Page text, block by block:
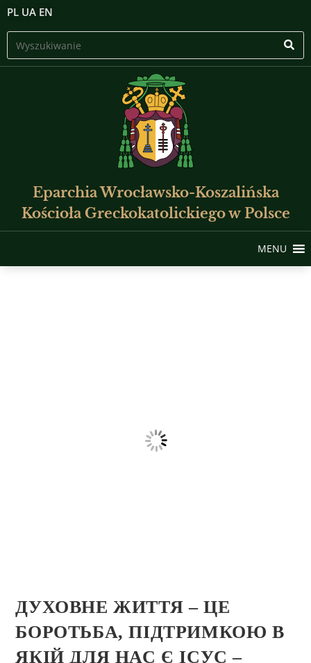
PL UA EN
Eparchia Wrocławsko-Koszalińska
Kościoła Greckokatolickiego w Polsce
MENU
ДУХОВНЕ ЖИТТЯ – ЦЕ
БОРОТЬБА, ПІДТРИМКОЮ В
ЯКІЙ ДЛЯ НАС Є ІCУС –